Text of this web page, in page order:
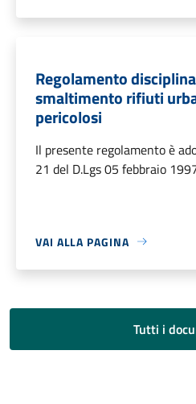
Regolamento
smaltimento rifiuti
pericolosi
Il presente regolamento è
21 del D.Lgs 05 febbraio
VAI ALLA PAGINA
Tutti i